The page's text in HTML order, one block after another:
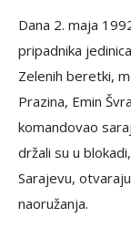
Dana 2. maja
pripadnika
Zelenih beretki,
Prazina, Emin
komandovao
držali su u
Sarajevu,
naoružanja.